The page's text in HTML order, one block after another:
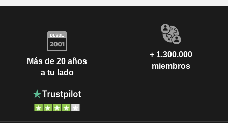
Más de 20 años
a tu lado
+ 1.300.000
miembros